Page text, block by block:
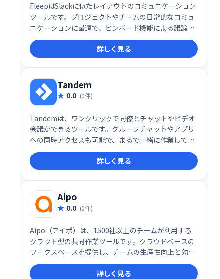
FleepはSlackに似たレイアウトのコミュニケーション
ツールです。プロジェクトやチームの日常的なコミュ
ニケーションに最適で、ピンボード機能による議論の
整理やタスク設定も可能です。ウェブとモバイル両方
からアクセスでき、社外とのコミュニケーションにも
活用できます。
詳しく見る
Tandem
0.0 (0件)
Tandemは、ワンクリックで同僚とチャットやビデオ
会議ができるツールです。グループチャットやアプリ
への同時アクセスも可能で、まるで一緒に作業してい
るかのような感覚を実現します。カーソル共有機能も
搭載し、スムーズなチーム連携を促進します。メンバ
ーの状況も把握でき、迅速なフィードバックを得られ
ます。
詳しく見る
Aipo
0.0 (0件)
Aipo（アイポ）は、1500社以上のチームが利用する
クラウド型の共同作業ツールです。クラウドベースの
ワークスペースを提供し、チームの生産性向上と効率
的な共同作業を実現します。
詳しく見る